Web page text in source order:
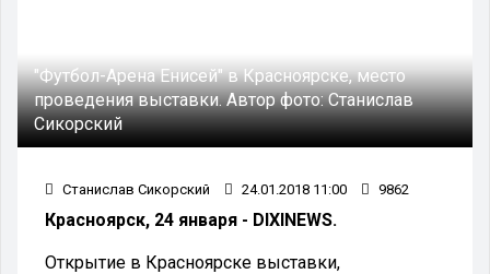
"Футбол-Арена Енисей" в Красноярске, место
проведения выставки.Автор фото:Станислав
Сикорский
Станислав Сикорский 24.01.2018 11:00 9862
Красноярск, 24 января - DIXINEWS.
Открытие в Красноярске выставки,